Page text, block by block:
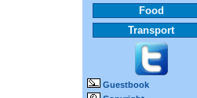
Food
Transport
Guestbook